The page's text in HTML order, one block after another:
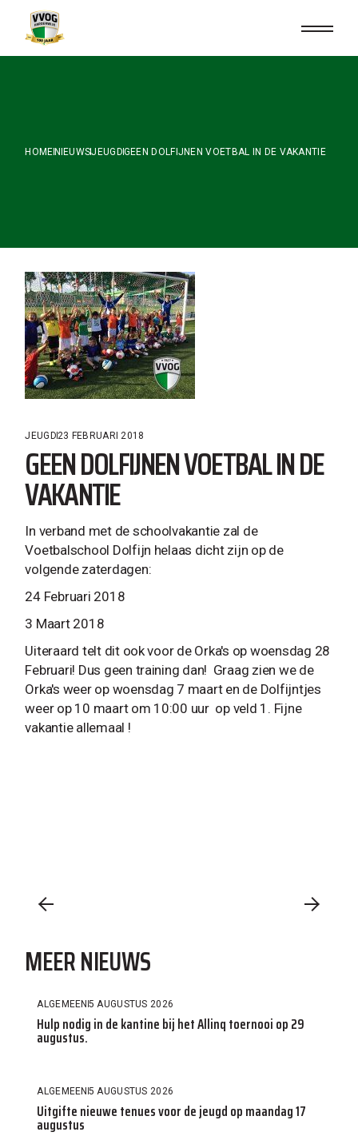
content
HOME NIEUWSJEUGDGEEN DOLFIJNEN VOETBAL IN DE VAKANTIE
JEUGD23 FEBRUARI 2018
GEEN DOLFIJNEN VOETBAL IN DE
VAKANTIE
In verband met de schoolvakantie zal de
Voetbalschool Dolfijn helaas dicht zijn op de
volgende zaterdagen:
24 Februari 2018
3 Maart 2018
Uiteraard telt dit ook voor de Orka's op woensdag 28
Februari! Dus geen training dan! Graag zien we de
Orka's weer op woensdag 7 maart en de Dolfijntjes
weer op 10 maart om 10:00 uur op veld 1. Fijne
vakantie allemaal !
MEER NIEUWS
ALGEMEEN5 AUGUSTUS 2026
Hulp nodig in de kantine bij het Allinq toernooi op 29
augustus.
ALGEMEEN5 AUGUSTUS 2026
Uitgifte nieuwe tenues voor de jeugd op maandag 17
augustus